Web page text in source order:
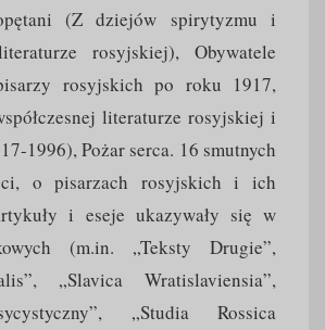
(Z dziejów spirytyzmu i
rosyjskiej), Obywatele
rosyjskich po roku 1917,
literaturze rosyjskiej i
1996), Pożar serca. 16 smutnych
o pisarzach rosyjskich i ich
i eseje ukazywały się w
(m.in. „Teksty Drugie”,
„Slavica Wratislaviensia”,
„Studia Rossica